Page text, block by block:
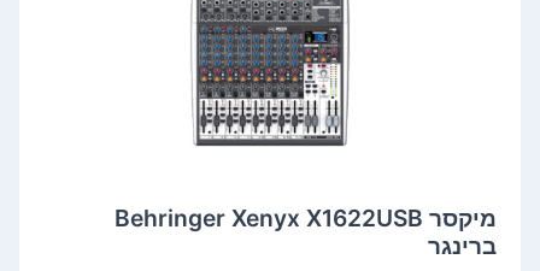
‏מיקסר Behringer Xenyx X1622USB
ברינגר